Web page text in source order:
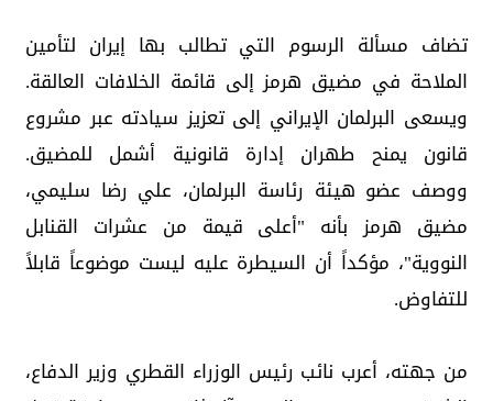
تضاف مسألة الرسوم التي تطالب بها إيران لتأمين
الملاحة في مضيق هرمز إلى قائمة الخلافات العالقة.
ويسعى البرلمان الإيراني إلى تعزيز سيادته عبر مشروع
قانون يمنح طهران إدارة قانونية أشمل للمضيق.
ووصف عضو هيئة رئاسة البرلمان، علي رضا سليمي،
مضيق هرمز بأنه "أعلى قيمة من عشرات القنابل
النووية"، مؤكداً أن السيطرة عليه ليست موضوعاً قابلاً
للتفاوض.
من جهته، أعرب نائب رئيس الوزراء القطري وزير الدفاع،